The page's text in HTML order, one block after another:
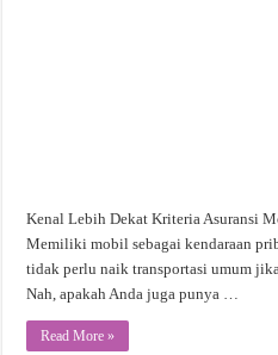
Kenal Lebih Dekat Kriteria Asuransi
Memiliki mobil sebagai kendaraan
tidak perlu naik transportasi umum
Nah, apakah Anda juga punya …
Read More »